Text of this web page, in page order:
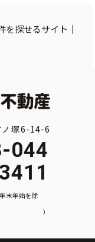
探せるサイト｜
塚6-14-6
044
末年始を除